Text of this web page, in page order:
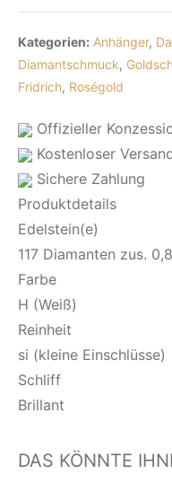
Kategorien: Anhänger,
Diamantschmuck,
Fridrich, Roségold
Offizieller
Kostenloser
Sichere Zahlung
Produktdetails
Edelstein(e)
117 Diamanten zus.
Farbe
H (Weiß)
Reinheit
si (kleine Einschlüsse)
Schliff
Brillant
DAS KÖNNTE